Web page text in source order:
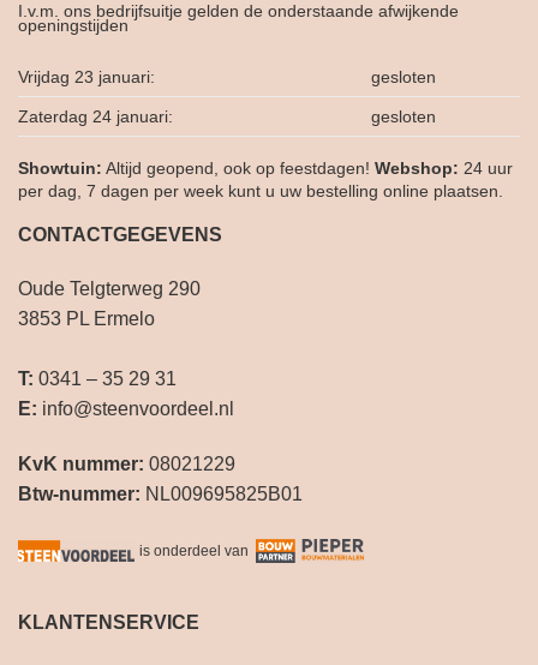
I.v.m. ons bedrijfsuitje gelden de onderstaande afwijkende
openingstijden
Vrijdag 23 januari: gesloten
Zaterdag 24 januari: gesloten
Showtuin: Altijd geopend, ook op feestdagen! Webshop: 24 uur
per dag, 7 dagen per week kunt u uw bestelling online plaatsen.
CONTACTGEGEVENS
Oude Telgterweg 290
3853 PL Ermelo
T: 0341 – 35 29 31
E: info@steenvoordeel.nl
KvK nummer: 08021229
Btw-nummer: NL009695825B01
is onderdeel van
KLANTENSERVICE